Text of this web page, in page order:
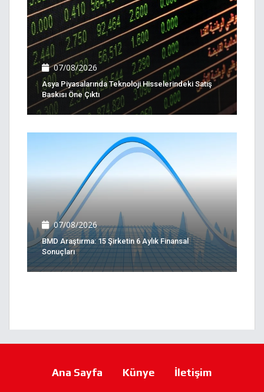
07/08/2026
Asya Piyasalarında Teknoloji Hisselerindeki Satış
Baskısı Öne Çıktı
07/08/2026
BMD Araştırma: 15 Şirketin 6 Aylık Finansal
Sonuçları
Ana Sayfa Künye İletişim